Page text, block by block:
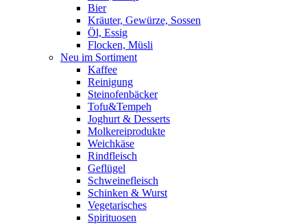
Bier
Kräuter, Gewürze, Sossen
Öl, Essig
Flocken, Müsli
Neu im Sortiment
Kaffee
Reinigung
Steinofenbäcker
Tofu&Tempeh
Joghurt & Desserts
Molkereiprodukte
Weichkäse
Rindfleisch
Geflügel
Schweinefleisch
Schinken & Wurst
Vegetarisches
Spirituosen